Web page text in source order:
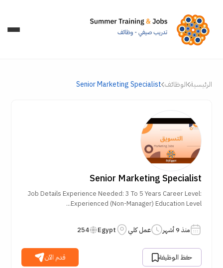
الرئيسية الوظائف Senior Marketing Specialist
Senior Marketing Specialist
Job Details Experience Needed: 3 To 5 Years Career Level:
Experienced (Non-Manager) Education Level...
منذ 9 أشهر عمل كلي Egypt
254
حفظ الوظيفة قدم الآن